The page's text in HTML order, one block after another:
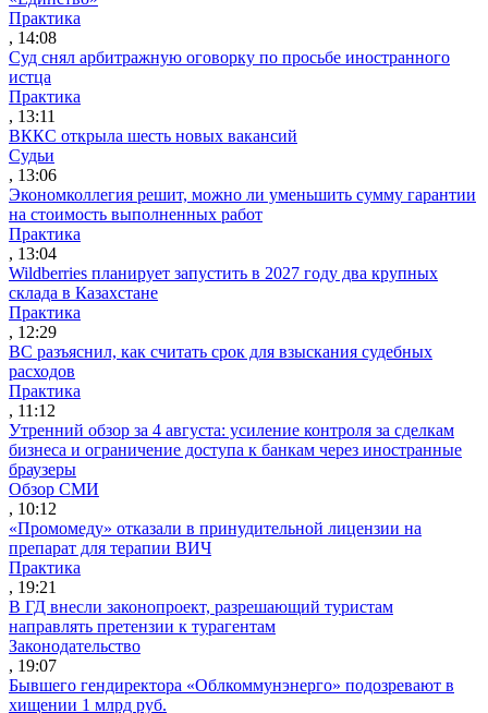
Практика
, 14:08
Суд снял арбитражную оговорку по просьбе иностранного
истца
Практика
, 13:11
ВККС открыла шесть новых вакансий
Судьи
, 13:06
Экономколлегия решит, можно ли уменьшить сумму гарантии
на стоимость выполненных работ
Практика
, 13:04
Wildberries планирует запустить в 2027 году два крупных
склада в Казахстане
Практика
, 12:29
ВС разъяснил, как считать срок для взыскания судебных
расходов
Практика
, 11:12
Утренний обзор за 4 августа: усиление контроля за сделкам
бизнеса и ограничение доступа к банкам через иностранные
браузеры
Обзор СМИ
, 10:12
«Промомеду» отказали в принудительной лицензии на
препарат для терапии ВИЧ
Практика
, 19:21
В ГД внесли законопроект, разрешающий туристам
направлять претензии к турагентам
Законодательство
, 19:07
Бывшего гендиректора «Облкоммунэнерго» подозревают в
хищении 1 млрд руб.